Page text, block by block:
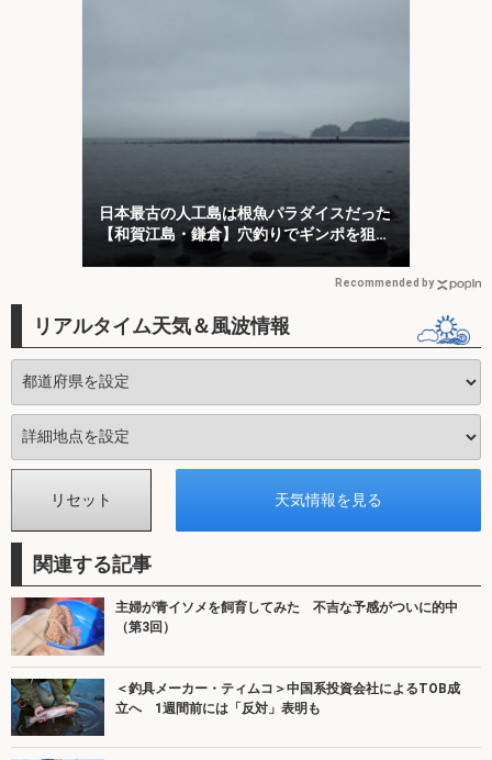
日本最古の人工島は根魚パラダイスだった
【和賀江島・鎌倉】穴釣りでギンポを狙
う！
Recommended by
リアルタイム天気＆風波情報
関連する記事
主婦が青イソメを飼育してみた 不吉な予感がついに的中
（第3回）
＜釣具メーカー・ティムコ＞中国系投資会社によるTOB成
立へ 1週間前には「反対」表明も